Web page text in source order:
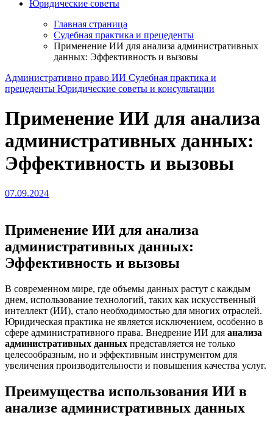
Юридические советы
Главная страница
Судебная практика и прецеденты
Применение ИИ для анализа административных
данных: Эффективность и вызовы
Административно право ИИ Судебная практика и
прецеденты Юридические советы и консультации
Применение ИИ для анализа
административных данных:
Эффективность и вызовы
07.09.2024
Применение ИИ для анализа
административных данных:
Эффективность и вызовы
В современном мире, где объемы данных растут с каждым
днем, использование технологий, таких как искусственный
интеллект (ИИ), стало необходимостью для многих отраслей.
Юридическая практика не является исключением, особенно в
сфере административного права. Внедрение ИИ для анализа
административных данных представляется не только
целесообразным, но и эффективным инструментом для
увеличения производительности и повышения качества услуг.
Преимущества использования ИИ в
анализе административных данных